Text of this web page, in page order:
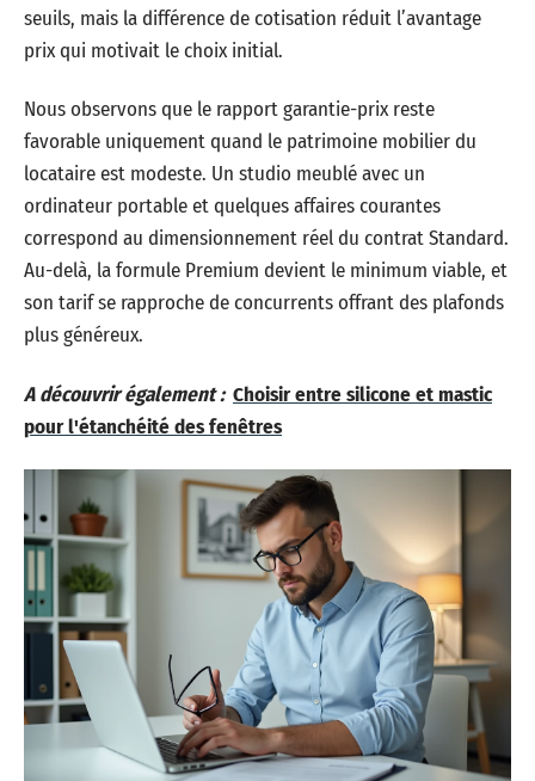
seuils, mais la différence de cotisation réduit l’avantage
prix qui motivait le choix initial.
Nous observons que le rapport garantie-prix reste
favorable uniquement quand le patrimoine mobilier du
locataire est modeste. Un studio meublé avec un
ordinateur portable et quelques affaires courantes
correspond au dimensionnement réel du contrat Standard.
Au-delà, la formule Premium devient le minimum viable, et
son tarif se rapproche de concurrents offrant des plafonds
plus généreux.
A découvrir également : Choisir entre silicone et mastic
pour l'étanchéité des fenêtres